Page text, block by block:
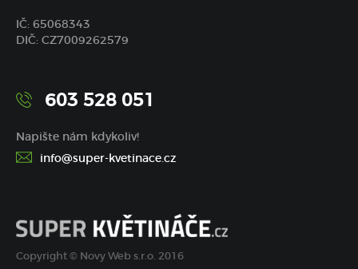
IČ: 65068343
DIČ: CZ7009262579
603 528 051
Napište nám kdykoliv!
info@super-kvetinace.cz
Copyright © Novy Web s.r.o. 2016